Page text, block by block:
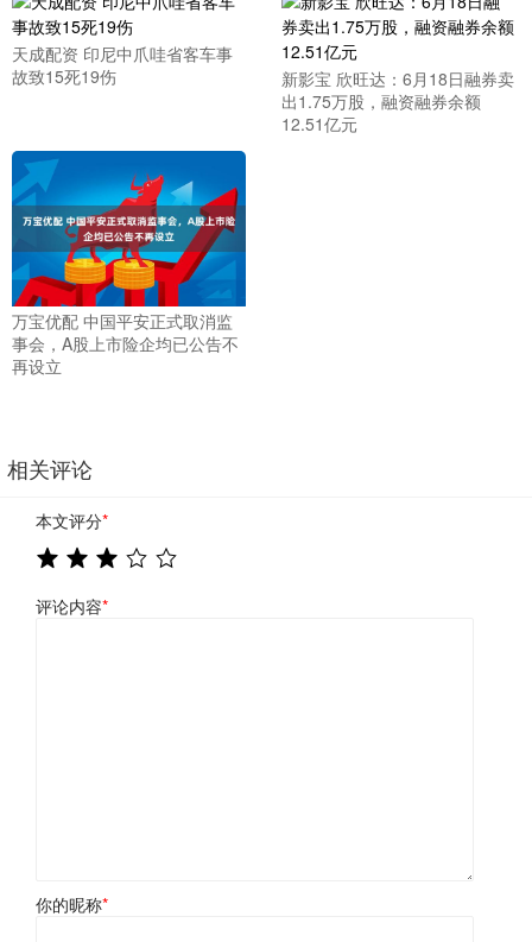
天成配资 印尼中爪哇省客车事
故致15死19伤
新影宝 欣旺达：6月18日融券卖
出1.75万股，融资融券余额
12.51亿元
万宝优配 中国平安正式取消监
事会，A股上市险企均已公告不
再设立
相关评论
本文评分*
评论内容*
你的昵称*